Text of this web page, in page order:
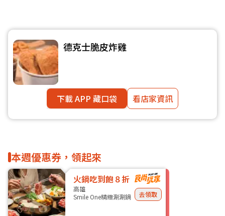
德克士脆皮炸雞
下載 APP 藏口袋 看店家資訊
本週優惠券，領起來
火鍋吃到飽８折
高雄
Smile One精緻涮涮鍋
去領取